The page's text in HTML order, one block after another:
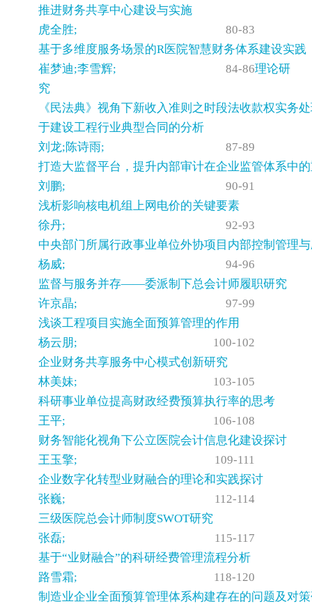
推进财务共享中心建设与实施
虎全胜;
80-83
基于多维度服务场景的R医院智慧财务体系建设实践
崔梦迪;李雪辉;
84-86理论研
究
《民法典》视角下新收入准则之时段法收款权实务
于建设工程行业典型合同的分析
刘龙;陈诗雨;
87-89
打造大监督平台，提升内部审计在企业监管体系中
刘鹏;
90-91
浅析影响核电机组上网电价的关键要素
徐丹;
92-93
中央部门所属行政事业单位外协项目内部控制管理
杨威;
94-96
监督与服务并存——委派制下总会计师履职研究
许京晶;
97-99
浅谈工程项目实施全面预算管理的作用
杨云朋;
100-102
企业财务共享服务中心模式创新研究
林美妹;
103-105
科研事业单位提高财政经费预算执行率的思考
王平;
106-108
财务智能化视角下公立医院会计信息化建设探讨
王玉擎;
109-111
企业数字化转型业财融合的理论和实践探讨
张巍;
112-114
三级医院总会计师制度SWOT研究
张磊;
115-117
基于“业财融合”的科研经费管理流程分析
路雪霜;
118-120
制造业企业全面预算管理体系构建存在的问题及对